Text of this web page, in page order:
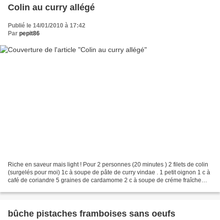
Colin au curry allégé
Publié le 14/01/2010 à 17:42
Par pepit86
Riche en saveur mais light ! Pour 2 personnes (20 minutes ) 2 filets de colin
(surgelés pour moi) 1c à soupe de pâte de curry vindae . 1 petit oignon 1 c à
café de coriandre 5 graines de cardamome 2 c à soupe de créme fraîche
bûche pistaches framboises sans oeufs